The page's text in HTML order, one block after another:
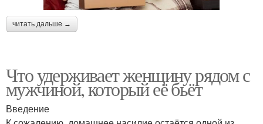
читать дальше →
Что удерживает женщину рядом с
мужчиной, который её бьёт
Введение